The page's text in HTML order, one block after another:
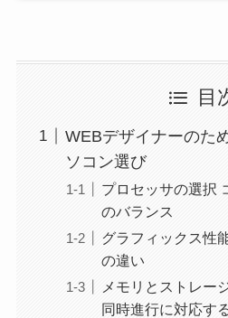
目
WEBデザイナーのた
ソコン選び
プロセッサの選択
のバランス
グラフィックス性
の違い
メモリとストレー
同時進行に対応す